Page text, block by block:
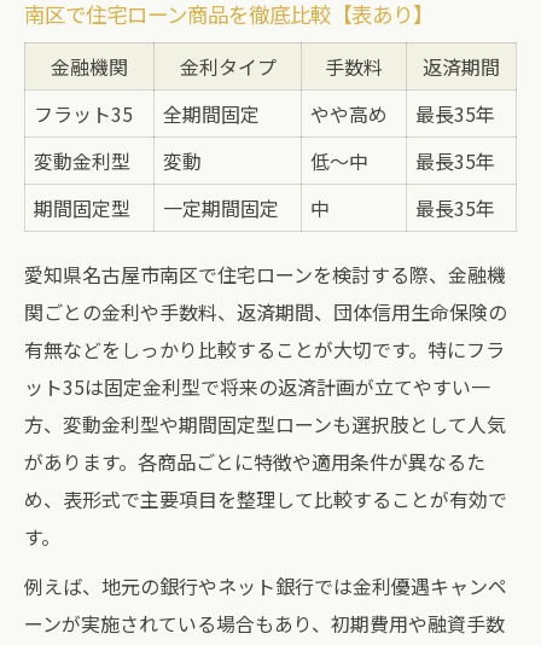
フラット35を選ぶ際の注意点まとめ
住宅ローンでフラット35を選ぶ理由
南区ならではのフラット35活用法
住宅ローン選びに迷った時の着眼点
迷った時に役立つ住宅ローン比較表
南区でおすすめな住宅ローンの特徴
住宅ローン選びに必要な情報収集術
自分に合う住宅ローンの見つけ方
固定金利型ならではの安心感とは
固定金利住宅ローンの安心ポイント表
フラット35がもたらす安定性の魅力
固定金利型ローンの利点を徹底解説
変動金利と固定金利の違い比較
南区で住宅ローン商品を徹底比較【表あり】
金融機関 金利タイプ 手数料
返済期間
フラット35
全期間固定 やや高め
最長35年
変動金利型
変動 低～中
最長35年
期間固定型
一定期間固定 中 最長35年
愛知県名古屋市南区で住宅ローンを検討する際、金融機
関ごとの金利や手数料、返済期間、団体信用生命保険の
有無などをしっかり比較することが大切です。特にフラ
ット35は固定金利型で将来の返済計画が立てやすい一
方、変動金利型や期間固定型ローンも選択肢として人気
があります。各商品ごとに特徴や適用条件が異なるた
め、表形式で主要項目を整理して比較することが有効で
す。
例えば、地元の銀行やネット銀行では金利優遇キャンペ
ーンが実施されている場合もあり、初期費用や融資手数